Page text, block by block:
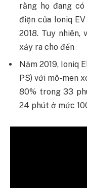
rằng họ đang
điện của Ioniq
2018. Tuy
xảy ra cho đến
Năm 2019, Ioniq
PS) với mô-men
80% trong 33
24 phút ở mức